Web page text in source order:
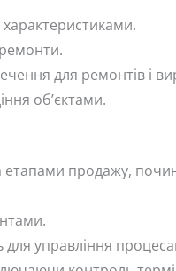
характеристиками.
для ремонтів і
об’єктами.
етапами продажу,
управління